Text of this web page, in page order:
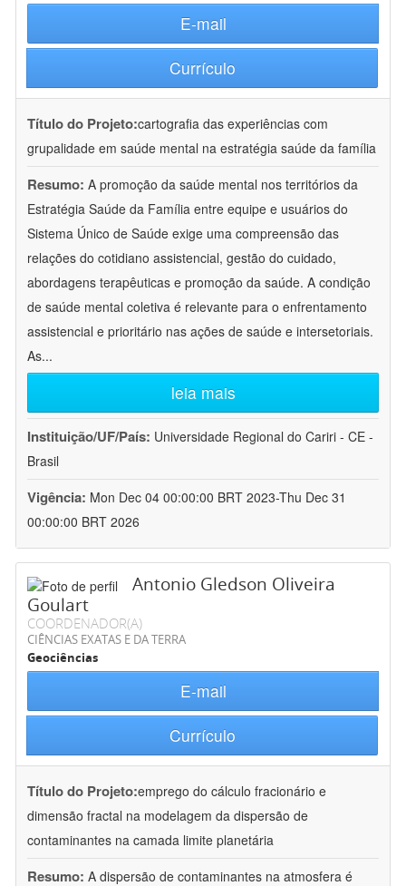
E-mail
Currículo
Título do Projeto:cartografia das experiências com
grupalidade em saúde mental na estratégia saúde da família
Resumo: A promoção da saúde mental nos territórios da
Estratégia Saúde da Família entre equipe e usuários do
Sistema Único de Saúde exige uma compreensão das
relações do cotidiano assistencial, gestão do cuidado,
abordagens terapêuticas e promoção da saúde. A condição
de saúde mental coletiva é relevante para o enfrentamento
assistencial e prioritário nas ações de saúde e intersetoriais.
As...
leia mais
Instituição/UF/País: Universidade Regional do Cariri - CE -
Brasil
Vigência: Mon Dec 04 00:00:00 BRT 2023-Thu Dec 31
00:00:00 BRT 2026
Antonio Gledson Oliveira
Goulart
COORDENADOR(A)
CIÊNCIAS EXATAS E DA TERRA
Geociências
E-mail
Currículo
Título do Projeto:emprego do cálculo fracionário e
dimensão fractal na modelagem da dispersão de
contaminantes na camada limite planetária
Resumo: A dispersão de contaminantes na atmosfera é